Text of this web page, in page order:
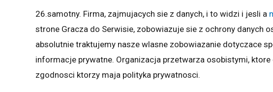
26.samotny. Firma, zajmujacych sie z danych, i to widzi i jesli a
strone Gracza do Serwisie, zobowiazuje sie z ochrony danych
absolutnie traktujemy nasze wlasne zobowiazanie dotyczace
informacje prywatne. Organizacja przetwarza osobistymi,
zgodnosci ktorzy maja polityka prywatnosci.